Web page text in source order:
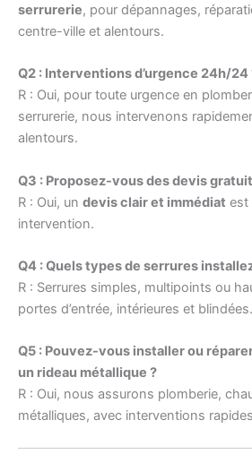
serrurerie, pour dépannages,
centre-ville et alentours.
Q2 : Interventions d’urgence 24h/24
R : Oui, pour toute urgence en
serrurerie, nous intervenons
alentours.
Q3 : Proposez-vous des devis
R : Oui, un devis clair et immédiat est
intervention.
Q4 : Quels types de serrures
R : Serrures simples, multipoints ou
portes d’entrée, intérieures et blindées.
Q5 : Pouvez-vous installer ou
un rideau métallique ?
R : Oui, nous assurons plomberie,
métalliques, avec interventions